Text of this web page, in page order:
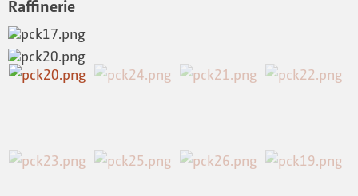
Raffinerie